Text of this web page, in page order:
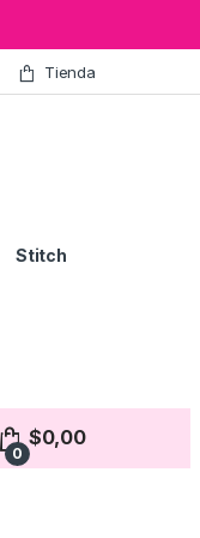
Tienda
Stitch
0
$0,00